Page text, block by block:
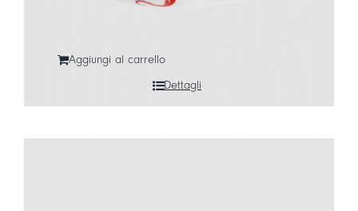
Aggiungi al carrello
Dettagli